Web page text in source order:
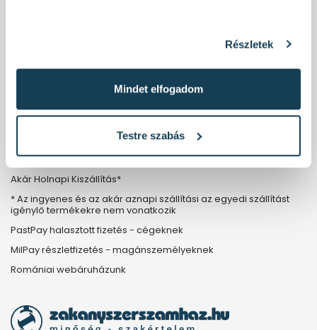
Részletek
Mindet elfogadom
Testre szabás
INFORMÁCIÓK
ÁSZF
Adatvédelmi tájékoztató
Akár Holnapi Kiszállítás*
* Az ingyenes és az akár aznapi szállítási az egyedi szállítást
igénylő termékekre nem vonatkozik
PastPay halasztott fizetés - cégeknek
MilPay részletfizetés - magánszemélyeknek
Romániai webáruházunk